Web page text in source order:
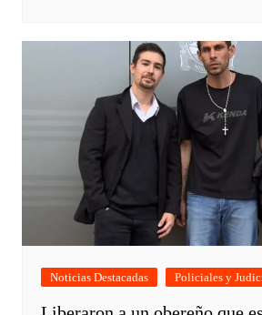
Noticias Destacadas Policiales y